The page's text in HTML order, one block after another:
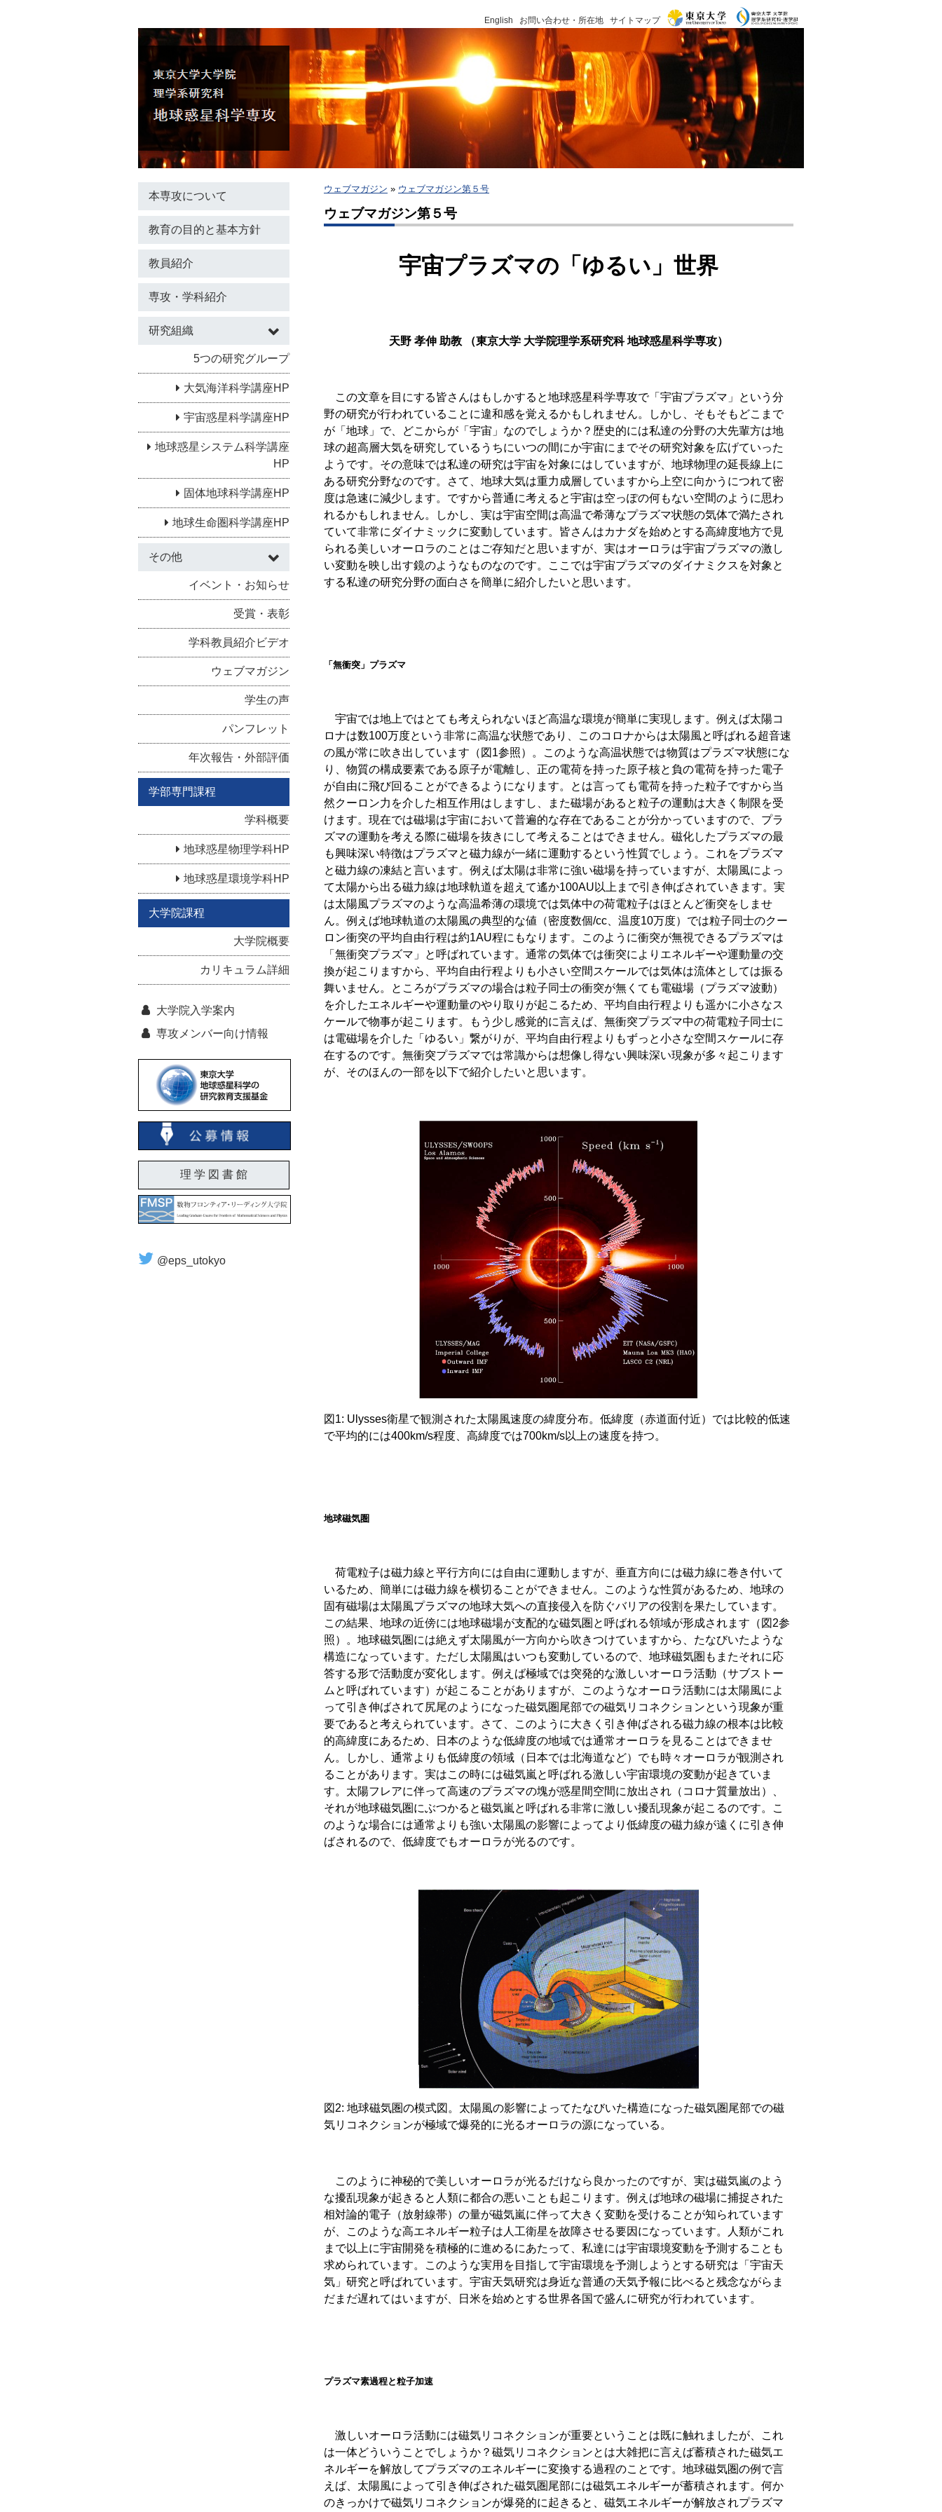
English お問い合わせ・所在地 サイトマップ
本専攻について
教育の目的と基本方針
教員紹介
専攻・学科紹介
研究組織
5つの研究グループ
大気海洋科学講座HP
宇宙惑星科学講座HP
地球惑星システム科学講座
HP
固体地球科学講座HP
地球生命圏科学講座HP
その他
イベント・お知らせ
受賞・表彰
学科教員紹介ビデオ
ウェブマガジン
学生の声
パンフレット
年次報告・外部評価
学部専門課程
学科概要
地球惑星物理学科HP
地球惑星環境学科HP
大学院課程
大学院概要
カリキュラム詳細
大学院入学案内
専攻メンバー向け情報
理 学 図 書 館
@eps_utokyo
ウェブマガジン » ウェブマガジン第５号
ウェブマガジン第５号
宇宙プラズマの「ゆるい」世界
天野 孝伸 助教 （東京大学 大学院理学系研究科 地球惑星科学専攻）
この文章を目にする皆さんはもしかすると地球惑星科学専攻で「宇宙プラズマ」という分
野の研究が行われていることに違和感を覚えるかもしれません。しかし、そもそもどこまで
が「地球」で、どこからが「宇宙」なのでしょうか？歴史的には私達の分野の大先輩方は地
球の超高層大気を研究しているうちにいつの間にか宇宙にまでその研究対象を広げていった
ようです。その意味では私達の研究は宇宙を対象にはしていますが、地球物理の延長線上に
ある研究分野なのです。さて、地球大気は重力成層していますから上空に向かうにつれて密
度は急速に減少します。ですから普通に考えると宇宙は空っぽの何もない空間のように思わ
れるかもしれません。しかし、実は宇宙空間は高温で希薄なプラズマ状態の気体で満たされ
ていて非常にダイナミックに変動しています。皆さんはカナダを始めとする高緯度地方で見
られる美しいオーロラのことはご存知だと思いますが、実はオーロラは宇宙プラズマの激し
い変動を映し出す鏡のようなものなのです。ここでは宇宙プラズマのダイナミクスを対象と
する私達の研究分野の面白さを簡単に紹介したいと思います。
「無衝突」プラズマ
宇宙では地上ではとても考えられないほど高温な環境が簡単に実現します。例えば太陽コ
ロナは数100万度という非常に高温な状態であり、このコロナからは太陽風と呼ばれる超音速
の風が常に吹き出しています（図1参照）。このような高温状態では物質はプラズマ状態にな
り、物質の構成要素である原子が電離し、正の電荷を持った原子核と負の電荷を持った電子
が自由に飛び回ることができるようになります。とは言っても電荷を持った粒子ですから当
然クーロン力を介した相互作用はしますし、また磁場があると粒子の運動は大きく制限を受
けます。現在では磁場は宇宙において普遍的な存在であることが分かっていますので、プラ
ズマの運動を考える際に磁場を抜きにして考えることはできません。磁化したプラズマの最
も興味深い特徴はプラズマと磁力線が一緒に運動するという性質でしょう。これをプラズマ
と磁力線の凍結と言います。例えば太陽は非常に強い磁場を持っていますが、太陽風によっ
て太陽から出る磁力線は地球軌道を超えて遙か100AU以上まで引き伸ばされていきます。実
は太陽風プラズマのような高温希薄の環境では気体中の荷電粒子はほとんど衝突をしませ
ん。例えば地球軌道の太陽風の典型的な値（密度数個/cc、温度10万度）では粒子同士のクー
ロン衝突の平均自由行程は約1AU程にもなります。このように衝突が無視できるプラズマは
「無衝突プラズマ」と呼ばれています。通常の気体では衝突によりエネルギーや運動量の交
換が起こりますから、平均自由行程よりも小さい空間スケールでは気体は流体としては振る
舞いません。ところがプラズマの場合は粒子同士の衝突が無くても電磁場（プラズマ波動）
を介したエネルギーや運動量のやり取りが起こるため、平均自由行程よりも遥かに小さなス
ケールで物事が起こります。もう少し感覚的に言えば、無衝突プラズマ中の荷電粒子同士に
は電磁場を介した「ゆるい」繋がりが、平均自由行程よりもずっと小さな空間スケールに存
在するのです。無衝突プラズマでは常識からは想像し得ない興味深い現象が多々起こります
が、そのほんの一部を以下で紹介したいと思います。
図1: Ulysses衛星で観測された太陽風速度の緯度分布。低緯度（赤道面付近）では比較的低速
で平均的には400km/s程度、高緯度では700km/s以上の速度を持つ。
地球磁気圏
荷電粒子は磁力線と平行方向には自由に運動しますが、垂直方向には磁力線に巻き付いて
いるため、簡単には磁力線を横切ることができません。このような性質があるため、地球の
固有磁場は太陽風プラズマの地球大気への直接侵入を防ぐバリアの役割を果たしています。
この結果、地球の近傍には地球磁場が支配的な磁気圏と呼ばれる領域が形成されます（図2参
照）。地球磁気圏には絶えず太陽風が一方向から吹きつけていますから、たなびいたような
構造になっています。ただし太陽風はいつも変動しているので、地球磁気圏もまたそれに応
答する形で活動度が変化します。例えば極域では突発的な激しいオーロラ活動（サブストー
ムと呼ばれています）が起こることがありますが、このようなオーロラ活動には太陽風によ
って引き伸ばされて尻尾のようになった磁気圏尾部での磁気リコネクションという現象が重
要であると考えられています。さて、このように大きく引き伸ばされる磁力線の根本は比較
的高緯度にあるため、日本のような低緯度の地域では通常オーロラを見ることはできませ
ん。しかし、通常よりも低緯度の領域（日本では北海道など）でも時々オーロラが観測され
ることがあります。実はこの時には磁気嵐と呼ばれる激しい宇宙環境の変動が起きていま
す。太陽フレアに伴って高速のプラズマの塊が惑星間空間に放出され（コロナ質量放出）、
それが地球磁気圏にぶつかると磁気嵐と呼ばれる非常に激しい擾乱現象が起こるのです。こ
のような場合には通常よりも強い太陽風の影響によってより低緯度の磁力線が遠くに引き伸
ばされるので、低緯度でもオーロラが光るのです。
図2: 地球磁気圏の模式図。太陽風の影響によってたなびいた構造になった磁気圏尾部での磁
気リコネクションが極域で爆発的に光るオーロラの源になっている。
このように神秘的で美しいオーロラが光るだけなら良かったのですが、実は磁気嵐のよう
な擾乱現象が起きると人類に都合の悪いことも起こります。例えば地球の磁場に捕捉された
相対論的電子（放射線帯）の量が磁気嵐に伴って大きく変動を受けることが知られています
が、このような高エネルギー粒子は人工衛星を故障させる要因になっています。人類がこれ
まで以上に宇宙開発を積極的に進めるにあたって、私達には宇宙環境変動を予測することも
求められています。このような実用を目指して宇宙環境を予測しようとする研究は「宇宙天
気」研究と呼ばれています。宇宙天気研究は身近な普通の天気予報に比べると残念ながらま
だまだ遅れてはいますが、日米を始めとする世界各国で盛んに研究が行われています。
プラズマ素過程と粒子加速
激しいオーロラ活動には磁気リコネクションが重要ということは既に触れましたが、これ
は一体どういうことでしょうか？磁気リコネクションとは大雑把に言えば蓄積された磁気エ
ネルギーを解放してプラズマのエネルギーに変換する過程のことです。地球磁気圏の例で言
えば、太陽風によって引き伸ばされた磁気圏尾部には磁気エネルギーが蓄積されます。何か
のきっかけで磁気リコネクションが爆発的に起きると、磁気エネルギーが解放されプラズマ